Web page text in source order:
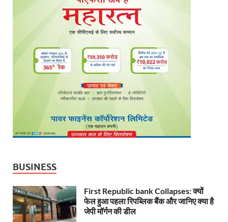
BUSINESS
First Republic bank Collapses: क्यों
फेल हुआ पहला रिपब्लिक बैंक और जानिए क्या है
जेपी मॉर्गन की डील